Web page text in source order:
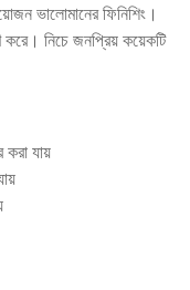
ভালোমানের ফিনিশিং।
করে। নিচে জনপ্রিয় কয়েকটি
করা যায়